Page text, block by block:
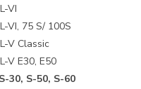
VI
VI, 75 S/ 100S
V Classic
V E30, E50
30, S-50, S-60